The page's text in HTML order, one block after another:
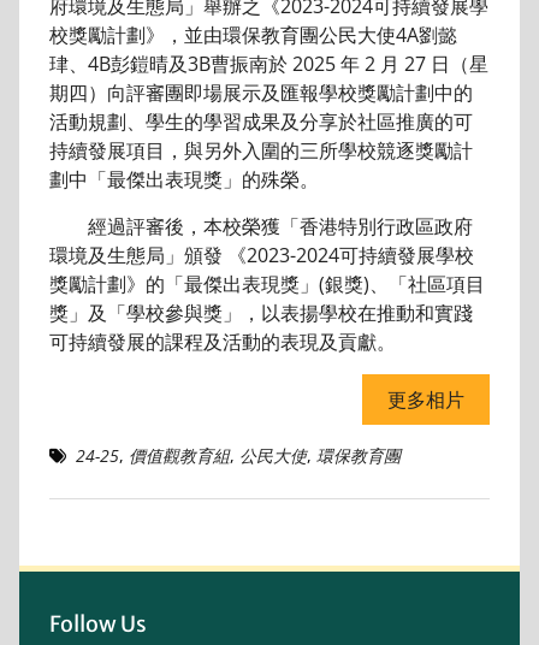
府環境及生態局」舉辦之《2023-2024可持續發展學
校獎勵計劃》，並由環保教育團公民大使4A劉懿
珒、4B彭鎧晴及3B曹振南於 2025 年 2 月 27 日（星
期四）向評審團即場展示及匯報學校獎勵計劃中的
活動規劃、學生的學習成果及分享於社區推廣的可
持續發展項目，與另外入圍的三所學校競逐獎勵計
劃中「最傑出表現獎」的殊榮。
經過評審後，本校榮獲「香港特別行政區政府
環境及生態局」頒發 《2023-2024可持續發展學校
獎勵計劃》的「最傑出表現獎」(銀獎)、「社區項目
獎」及「學校參與獎」，以表揚學校在推動和實踐
可持續發展的課程及活動的表現及貢獻。
更多相片
24-25, 價值觀教育組, 公民大使, 環保教育團
Follow Us